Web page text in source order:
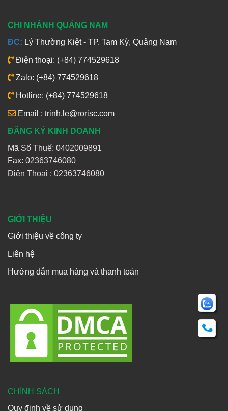
CHI NHÁNH QUẢNG NAM
ĐC: Lý Thường Kiệt - TP. Tam Kỳ, Quảng Nam
Điện thoại: (+84) 774529618
Zalo: (+84) 774529618
Hotline: (+84) 774529618
Email : trinh.le@rorisc.com
ĐĂNG KÝ KINH DOANH
Mã Số Thuế: 0402009891
Fax: 02363746080
Điện Thoại : 02363746080
GIỚI THIỆU
Giới thiệu về công ty
Liên hệ
Hướng dẫn mua hàng và thanh toán
CHÍNH SÁCH
Quy định về sử dụng